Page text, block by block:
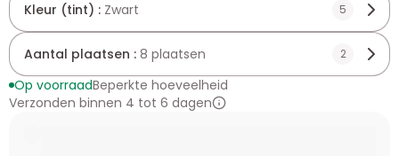
Kleur (tint) : Zwart 5
Aantal plaatsen : 8 plaatsen 2
Op voorraadBeperkte hoeveelheid
Verzonden binnen 4 tot 6 dagen